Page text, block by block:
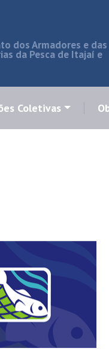
dos Armadores e das
da Pesca de Itajaí e
Coletivas